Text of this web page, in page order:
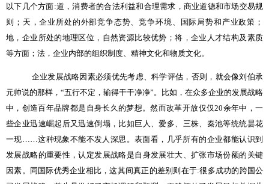
以下几个方面:道，消费者的合法利益和合理需求，商业道德和市场交易规
则；天，企业所处的外部竞争态势、竞争环境、国际局势和产业政策；
地，企业所处的地理区位，自然资源比较优势；将，企业人才结构及素质
等方面；法，企业内部的组织制度、精神文化和物质文化。
企业发展战略因素必须优先考虑、科学评估，否则，就会像刘伯承
元帅说的那样，“五行不定，输得干干净净”。比如，在众多企业的发展战略
中，创造百年品牌都是自身长久的梦想。然而改革开放仅仅20余年中，一
些企业迅速崛起后又迅速倒塌，比如巨人、爱多、三株、秦池等统统昙花
一现……这种现象不能不发人深思。表面看，几乎所有的企业都能认识到
发展战略的重要性，认定发展战略是自身发展壮大、扩张市场份额的关键
因素。同国际优秀企业相比，这其间真正的差别则在于:很多成功的跨国公